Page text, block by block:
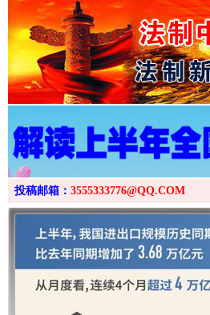
投稿邮箱： 3555333776@QQ.COM
“后车司机肯定在骂我”